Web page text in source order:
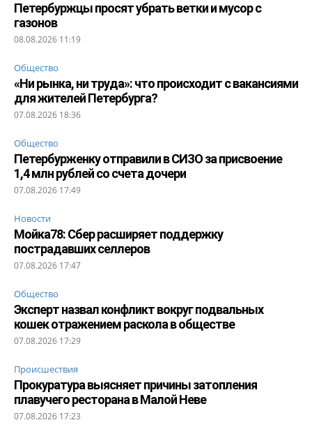
Петербуржцы просят убрать ветки и мусор с
газонов
08.08.2026 11:19
Общество
«Ни рынка, ни труда»: что происходит с вакансиями
для жителей Петербурга?
07.08.2026 18:36
Общество
Петербурженку отправили в СИЗО за присвоение
1,4 млн рублей со счета дочери
07.08.2026 17:49
Новости
Мойка78: Сбер расширяет поддержку
пострадавших селлеров
07.08.2026 17:47
Общество
Эксперт назвал конфликт вокруг подвальных
кошек отражением раскола в обществе
07.08.2026 17:29
Происшествия
Прокуратура выясняет причины затопления
плавучего ресторана в Малой Неве
07.08.2026 17:23